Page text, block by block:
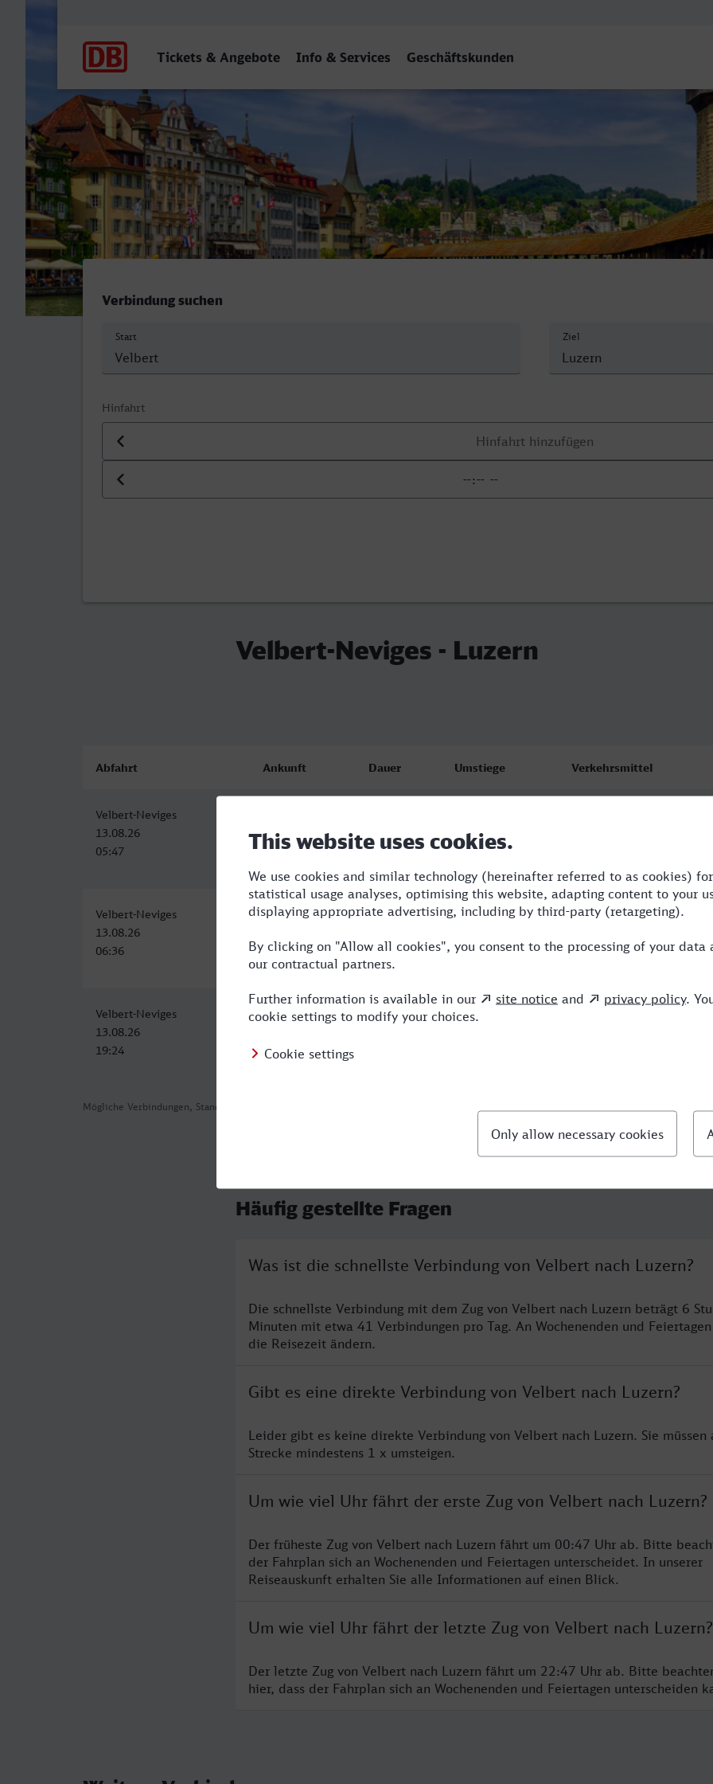
Tickets & Angebote Info & Services Geschäftskunden
Velbert-Neviges - Luzern
Verbindung suchen
Start Ziel
Hinfahrt
Datum der Hinfahrt
Uhrzeit der Hinfahrt
Velbert-Neviges - Luzern
Mögliche Verbindungen, Stand: 2026-07-30 07:20
Abfahrt Ankunft Dauer Umstiege Verkehrsmittel
Velbert-Neviges
13.08.26
05:47
13.08.26
12:05
Velbert-Neviges
13.08.26
06:36
Luzern
15:55
9:19 4 RE,ICE
Velbert-Neviges
13.08.26
19:24
Luzern
09:55
14:31 3
Häufig gestellte Fragen
Was ist die schnellste Verbindung von Velbert nach Luzern?
Die schnellste Verbindung mit dem Zug von Velbert nach Luzern beträgt 6
Minuten mit etwa 41 Verbindungen pro Tag. An Wochenenden und
die Reisezeit ändern.
Gibt es eine direkte Verbindung von Velbert nach Luzern?
Leider gibt es keine direkte Verbindung von Velbert nach Luzern. Sie müssen
Strecke mindestens 1 x umsteigen.
Um wie viel Uhr fährt der erste Zug von Velbert nach Luzern?
Der früheste Zug von Velbert nach Luzern fährt um 00:47 Uhr ab. Bitte
der Fahrplan sich an Wochenenden und Feiertagen unterscheidet. In unserer
Reiseauskunft erhalten Sie alle Informationen auf einen Blick.
Um wie viel Uhr fährt der letzte Zug von Velbert nach Luzern?
Der letzte Zug von Velbert nach Luzern fährt um 22:47 Uhr ab. Bitte
hier, dass der Fahrplan sich an Wochenenden und Feiertagen unterscheiden